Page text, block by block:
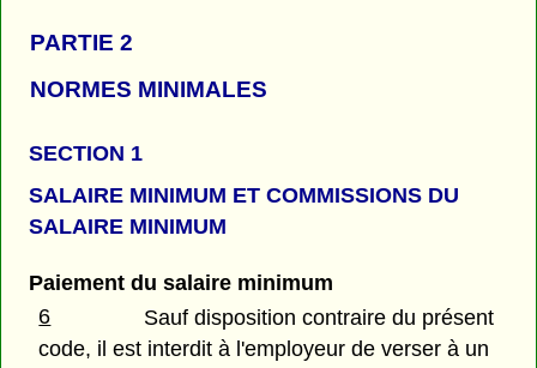
PARTIE 2
NORMES MINIMALES
SECTION 1
SALAIRE MINIMUM ET COMMISSIONS DU
SALAIRE MINIMUM
Paiement du salaire minimum
6
Sauf disposition contraire du présent
code, il est interdit à l'employeur de verser à un